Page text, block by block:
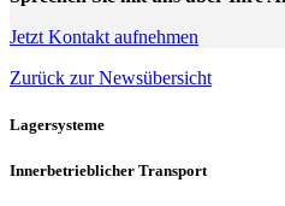
Jetzt Kontakt aufnehmen
Zurück zur Newsübersicht
Lagersysteme
Innerbetrieblicher Transport